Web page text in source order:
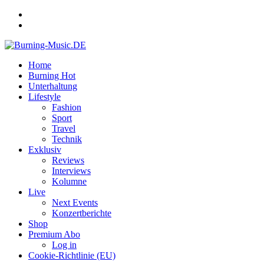
Home
Burning Hot
Unterhaltung
Lifestyle
Fashion
Sport
Travel
Technik
Exklusiv
Reviews
Interviews
Kolumne
Live
Next Events
Konzertberichte
Shop
Premium Abo
Log in
Cookie-Richtlinie (EU)